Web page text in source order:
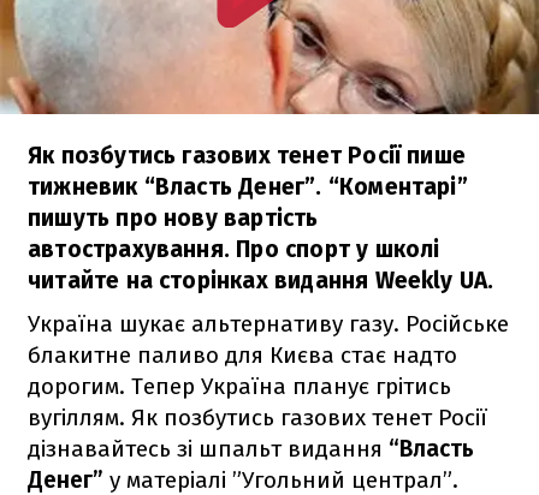
Як позбутись газових тенет Росії пише
тижневик “Власть Денег”. “Коментарі”
пишуть про нову вартість
автострахування. Про спорт у школі
читайте на сторінках видання Weekly UA.
Україна шукає альтернативу газу. Російське
блакитне паливо для Києва стає надто
дорогим. Тепер Україна планує грітись
вугіллям. Як позбутись газових тенет Росії
дізнавайтесь зі шпальт видання “Власть
Денег” у матеріалі ”Угольний централ”.